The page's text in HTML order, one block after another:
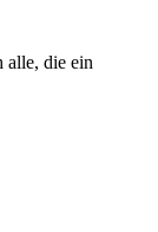
alle, die ein